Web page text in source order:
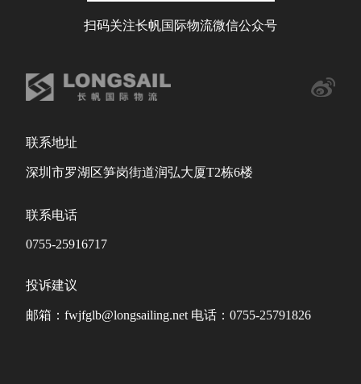
扫码关注长帆国际物流微信公众号
联系地址
深圳市罗湖区笋岗街道润弘大厦T2栋6楼
联系电话
0755-25916717
投诉建议
邮箱：fwjfglb@longsailing.net 电话：0755-25791826